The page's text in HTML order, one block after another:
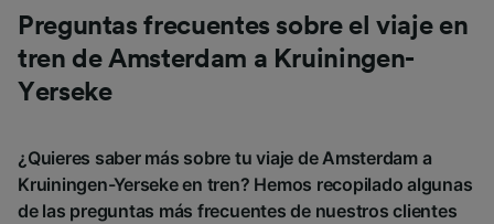
Preguntas frecuentes sobre el viaje en
tren de Amsterdam a Kruiningen-
Yerseke
¿Quieres saber más sobre tu viaje de Amsterdam a
Kruiningen-Yerseke en tren? Hemos recopilado algunas
de las preguntas más frecuentes de nuestros clientes